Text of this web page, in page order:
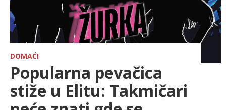
SHOWBIZ
HRONIKA
PINKOVE ZVEZDE
ODEON
DOMAĆI
Popularna pevačica
stiže u Elitu: Takmičari